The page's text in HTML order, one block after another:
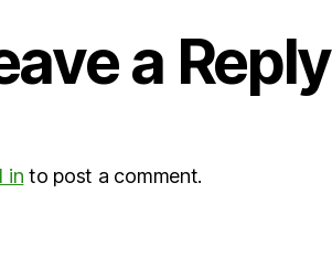
a Reply
in to post a comment.